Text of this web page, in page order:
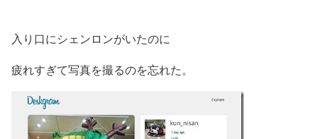
入り口にシェンロンがいたのに
疲れすぎて写真を撮るのを忘れた。